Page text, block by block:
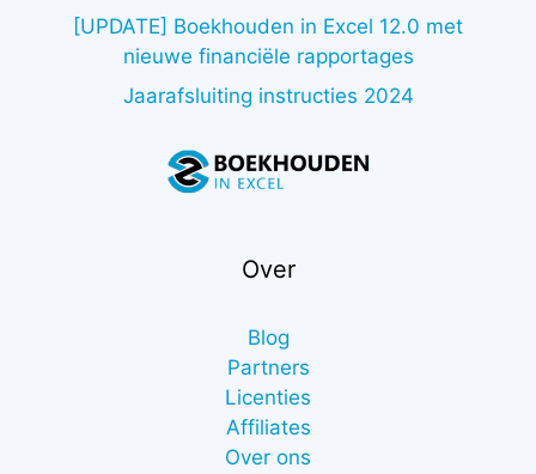
[UPDATE] Boekhouden in Excel 12.0 met
nieuwe financiële rapportages
Jaarafsluiting instructies 2024
Over
Blog
Partners
Licenties
Affiliates
Over ons